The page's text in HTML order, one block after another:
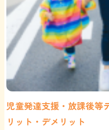
児童発達支援・放課後等
リット・デメリット